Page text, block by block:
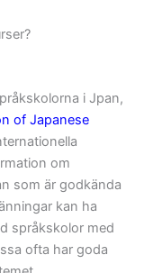
i Jpan,
of Japanese
om
som är godkända
kan ha
språkskolor med
ofta har goda